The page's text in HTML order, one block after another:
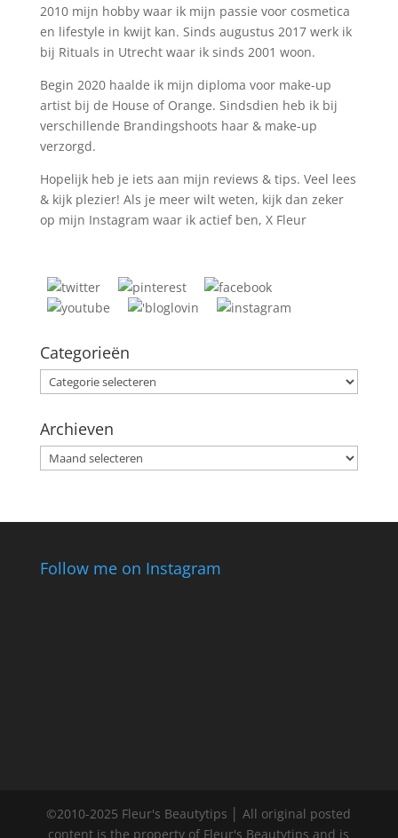
2010 mijn hobby waar ik mijn passie voor cosmetica
en lifestyle in kwijt kan. Sinds augustus 2017 werk ik
bij Rituals in Utrecht waar ik sinds 2001 woon.
Begin 2020 haalde ik mijn diploma voor make-up
artist bij de House of Orange. Sindsdien heb ik bij
verschillende Brandingshoots haar & make-up
verzorgd.
Hopelijk heb je iets aan mijn reviews & tips. Veel lees
& kijk plezier! Als je meer wilt weten, kijk dan zeker
op mijn Instagram waar ik actief ben, X Fleur
Categorieën
Categorieën
Archieven
Archieven
Follow me on Instagram
©2010-2025 Fleur's Beautytips │ All original posted
content is the property of Fleur's Beautytips and is